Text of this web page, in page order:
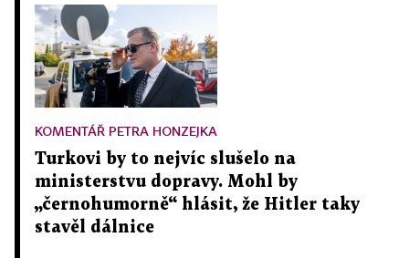
KOMENTÁŘ PETRA HONZEJKA
Turkovi by to nejvíc slušelo na
ministerstvu dopravy. Mohl by
„černohumorně“ hlásit, že Hitler taky
stavěl dálnice